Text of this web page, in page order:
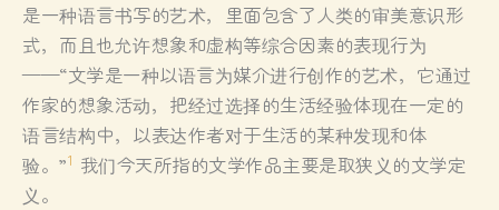
是一种语言书写的艺术，里面包含了人类的审美意识形
式，而且也允许想象和虚构等综合因素的表现行为
——“文学是一种以语言为媒介进行创作的艺术，它通过
作家的想象活动，把经过选择的生活经验体现在一定的
语言结构中，以表达作者对于生活的某种发现和体
验。”1 我们今天所指的文学作品主要是取狭义的文学定
义。